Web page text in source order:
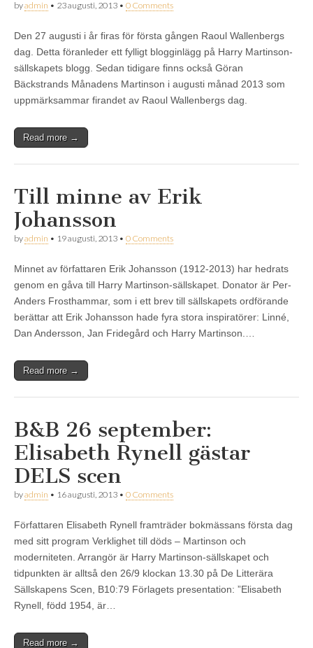
byadmin • 23 augusti, 2013 • 0 Comments
Den 27 augusti i år firas för första gången Raoul Wallenbergs
dag. Detta föranleder ett fylligt blogginlägg på Harry Martinson-
sällskapets blogg. Sedan tidigare finns också Göran
Bäckstrands Månadens Martinson i augusti månad 2013 som
uppmärksammar firandet av Raoul Wallenbergs dag.
Read more →
Till minne av Erik
Johansson
byadmin • 19 augusti, 2013 • 0 Comments
Minnet av författaren Erik Johansson (1912-2013) har hedrats
genom en gåva till Harry Martinson-sällskapet. Donator är Per-
Anders Frosthammar, som i ett brev till sällskapets ordförande
berättar att Erik Johansson hade fyra stora inspiratörer: Linné,
Dan Andersson, Jan Fridegård och Harry Martinson.…
Read more →
B&B 26 september:
Elisabeth Rynell gästar
DELS scen
byadmin • 16 augusti, 2013 • 0 Comments
Författaren Elisabeth Rynell framträder bokmässans första dag
med sitt program Verklighet till döds – Martinson och
moderniteten. Arrangör är Harry Martinson-sällskapet och
tidpunkten är alltså den 26/9 klockan 13.30 på De Litterära
Sällskapens Scen, B10:79 Förlagets presentation: ”Elisabeth
Rynell, född 1954, är…
Read more →